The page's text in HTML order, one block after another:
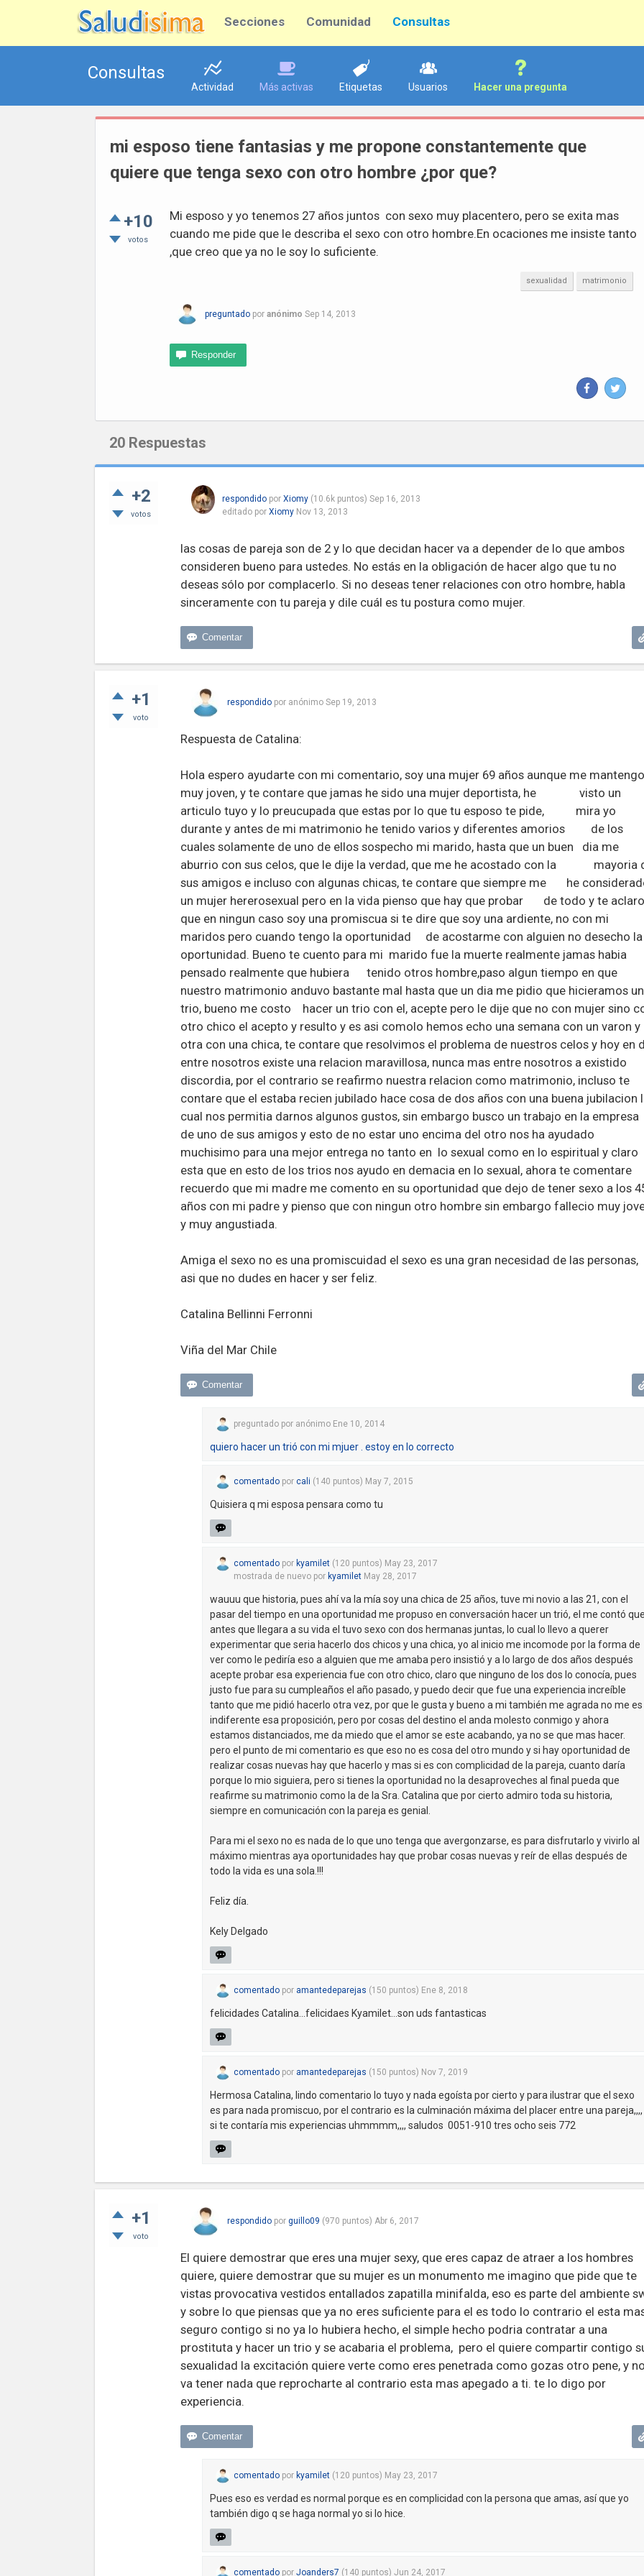
Secciones Comunidad Consultas
Consultas
Actividad Más activas Etiquetas Usuarios Hacer una pregunta
mi esposo tiene fantasias y me propone constantemente que
quiere que tenga sexo con otro hombre ¿por que?
+10
votos
Mi esposo y yo tenemos 27 años juntos con sexo muy placentero, pero se exita mas
cuando me pide que le describa el sexo con otro hombre.En ocaciones me insiste tanto
,que creo que ya no le soy lo suficiente.
sexualidad matrimonio
preguntado por anónimo Sep 14, 2013
20 Respuestas
+2
votos
respondido por Xiomy (10.6kpuntos) Sep 16, 2013
editado por Xiomy Nov 13, 2013
las cosas de pareja son de 2 y lo que decidan hacer va a depender de lo que ambos
consideren bueno para ustedes. No estás en la obligación de hacer algo que tu no
deseas sólo por complacerlo. Si no deseas tener relaciones con otro hombre, habla
sinceramente con tu pareja y dile cuál es tu postura como mujer.
+1
voto
respondido por anónimo Sep 19, 2013
Respuesta de Catalina:
Hola espero ayudarte con mi comentario, soy una mujer 69 años aunque me mantengo
muy joven, y te contare que jamas he sido una mujer deportista, he visto un
articulo tuyo y lo preucupada que estas por lo que tu esposo te pide, mira yo
durante y antes de mi matrimonio he tenido varios y diferentes amorios de los
cuales solamente de uno de ellos sospecho mi marido, hasta que un buen dia me
aburrio con sus celos, que le dije la verdad, que me he acostado con la mayoria
sus amigos e incluso con algunas chicas, te contare que siempre me he
un mujer hererosexual pero en la vida pienso que hay que probar de todo y te aclaro
que en ningun caso soy una promiscua si te dire que soy una ardiente, no con mi
maridos pero cuando tengo la oportunidad de acostarme con alguien no desecho la
oportunidad. Bueno te cuento para mi marido fue la muerte realmente jamas habia
pensado realmente que hubiera tenido otros hombre,paso algun tiempo en que
nuestro matrimonio anduvo bastante mal hasta que un dia me pidio que hicieramos un
trio, bueno me costo hacer un trio con el, acepte pero le dije que no con mujer sino
otro chico el acepto y resulto y es asi comolo hemos echo una semana con un varon y
otra con una chica, te contare que resolvimos el problema de nuestros celos y hoy en
entre nosotros existe una relacion maravillosa, nunca mas entre nosotros a existido
discordia, por el contrario se reafirmo nuestra relacion como matrimonio, incluso te
contare que el estaba recien jubilado hace cosa de dos años con una buena jubilacion
cual nos permitia darnos algunos gustos, sin embargo busco un trabajo en la empresa
de uno de sus amigos y esto de no estar uno encima del otro nos ha ayudado
muchisimo para una mejor entrega no tanto en lo sexual como en lo espiritual y claro
esta que en esto de los trios nos ayudo en demacia en lo sexual, ahora te comentare
recuerdo que mi madre me comento en su oportunidad que dejo de tener sexo a los
años con mi padre y pienso que con ningun otro hombre sin embargo fallecio muy
y muy angustiada.
Amiga el sexo no es una promiscuidad el sexo es una gran necesidad de las personas,
asi que no dudes en hacer y ser feliz.
Catalina Bellinni Ferronni
Viña del Mar Chile
preguntado por anónimo Ene 10, 2014
quiero hacer un trió con mi mjuer . estoy en lo correcto
comentado por cali (140 puntos) May 7, 2015
Quisiera q mi esposa pensara como tu
comentado por kyamilet (120 puntos) May 23, 2017
mostrada de nuevo por kyamilet May 28, 2017
wauuu que historia, pues ahí va la mía soy una chica de 25 años, tuve mi novio a las 21, con el
pasar del tiempo en una oportunidad me propuso en conversación hacer un trió, el me contó
antes que llegara a su vida el tuvo sexo con dos hermanas juntas, lo cual lo llevo a querer
experimentar que seria hacerlo dos chicos y una chica, yo al inicio me incomode por la forma de
ver como le pediría eso a alguien que me amaba pero insistió y a lo largo de dos años después
acepte probar esa experiencia fue con otro chico, claro que ninguno de los dos lo conocía, pues
justo fue para su cumpleaños el año pasado, y puedo decir que fue una experiencia increíble
tanto que me pidió hacerlo otra vez, por que le gusta y bueno a mi también me agrada no me es
indiferente esa proposición, pero por cosas del destino el anda molesto conmigo y ahora
estamos distanciados, me da miedo que el amor se este acabando, ya no se que mas hacer.
pero el punto de mi comentario es que eso no es cosa del otro mundo y si hay oportunidad de
realizar cosas nuevas hay que hacerlo y mas si es con complicidad de la pareja, cuanto daría
porque lo mio siguiera, pero si tienes la oportunidad no la desaproveches al final pueda que
reafirme su matrimonio como la de la Sra. Catalina que por cierto admiro toda su historia,
siempre en comunicación con la pareja es genial.
Para mi el sexo no es nada de lo que uno tenga que avergonzarse, es para disfrutarlo y vivirlo al
máximo mientras aya oportunidades hay que probar cosas nuevas y reír de ellas después de
todo la vida es una sola.!!!
Feliz día.
Kely Delgado
comentado por amantedeparejas (150 puntos) Ene 8, 2018
felicidades Catalina...felicidaes Kyamilet...son uds fantasticas
comentado por amantedeparejas (150 puntos) Nov 7, 2019
Hermosa Catalina, lindo comentario lo tuyo y nada egoísta por cierto y para ilustrar que el sexo
es para nada promiscuo, por el contrario es la culminación máxima del placer entre una pareja,,,,
si te contaría mis experiencias uhmmmm,,,, saludos 0051-910 tres ocho seis 772
+1
voto
respondido por guillo09 (970 puntos) Abr 6, 2017
El quiere demostrar que eres una mujer sexy, que eres capaz de atraer a los hombres
quiere, quiere demostrar que su mujer es un monumento me imagino que pide que te
vistas provocativa vestidos entallados zapatilla minifalda, eso es parte del ambiente
y sobre lo que piensas que ya no eres suficiente para el es todo lo contrario el esta
seguro contigo si no ya lo hubiera hecho, el simple hecho podria contratar a una
prostituta y hacer un trio y se acabaria el problema, pero el quiere compartir contigo
sexualidad la excitación quiere verte como eres penetrada como gozas otro pene, y
va tener nada que reprocharte al contrario esta mas apegado a ti. te lo digo por
experiencia.
comentado por kyamilet (120 puntos) May 23, 2017
Pues eso es verdad es normal porque es en complicidad con la persona que amas, así que yo
también digo q se haga normal yo si lo hice.
comentado por Joanders7 (140 puntos) Jun 24, 2017